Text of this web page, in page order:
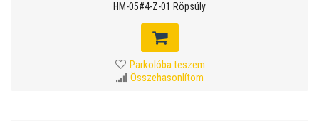
HM-05#4-Z-01 Röpsúly
Parkolóba teszem
Összehasonlítom